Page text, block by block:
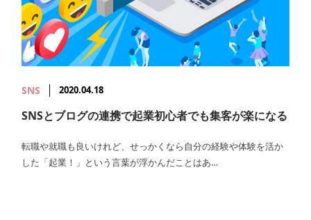
SNS 2020.04.18
SNSとブログの連携で起業初心者でも集客が楽になる
転職や就職も良いけれど、せっかくなら自分の経験や体験を活か
した「起業！」という言葉が浮かんだことはあ…